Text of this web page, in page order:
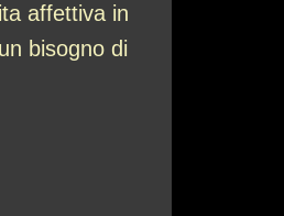
affettiva in
bisogno di